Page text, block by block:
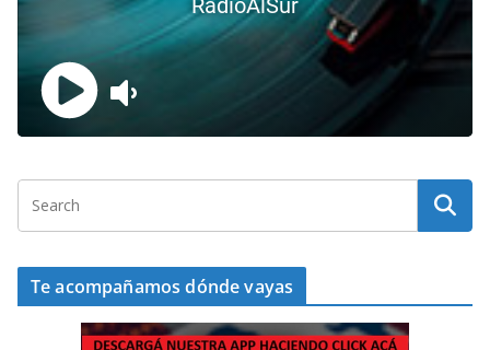
Te acompañamos dónde vayas